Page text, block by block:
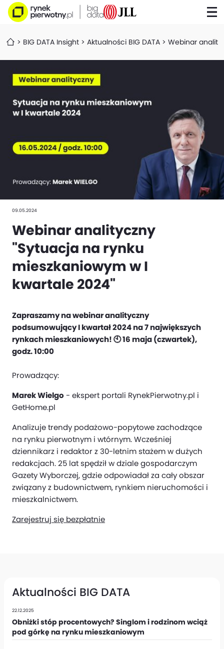
BIG DATA Insight Aktualności BIG DATA Webinar
09.05.2024
Webinar analityczny
"Sytuacja na rynku
mieszkaniowym w I
kwartale 2024"
Zapraszamy na webinar analityczny
podsumowujący I kwartał 2024 na 7 największych
rynkach mieszkaniowych! 🕙 16 maja (czwartek),
godz. 10:00
Prowadzący:
Marek Wielgo - ekspert portali RynekPierwotny.pl i
GetHome.pl
Analizuje trendy podażowo-popytowe zachodzące
na rynku pierwotnym i wtórnym. Wcześniej
dziennikarz i redaktor z 30-letnim stażem w dużych
redakcjach. 25 lat spędził w dziale gospodarczym
Gazety Wyborczej, gdzie odpowiadał za cały obszar
związany z budownictwem, rynkiem nieruchomości i
mieszkalnictwem.
Zarejestruj się bezpłatnie
Aktualności BIG DATA
22.12.2025
Obniżki stóp procentowych? Singlom i rodzinom wciąż
pod górkę na rynku mieszkaniowym